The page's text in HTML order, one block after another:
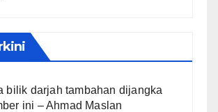
bilik darjah tambahan dijangka
ini – Ahmad Maslan